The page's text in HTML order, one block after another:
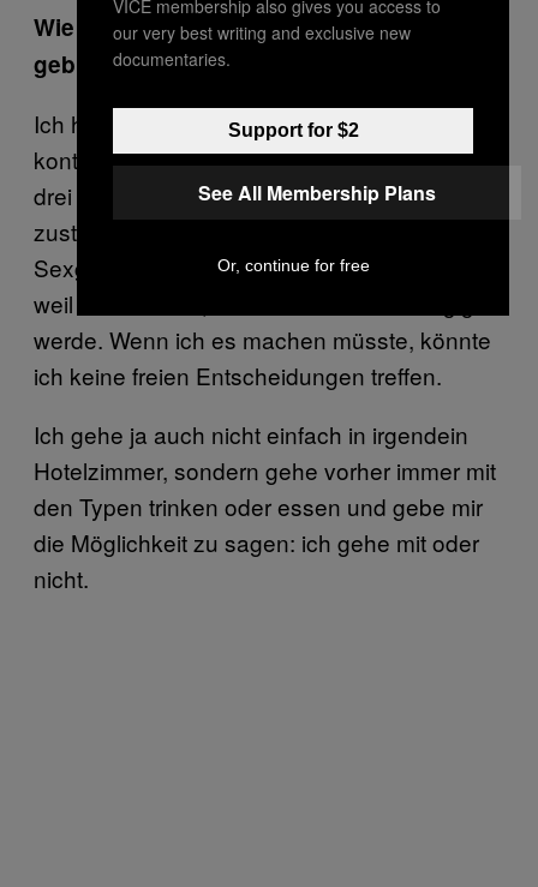
Wie oft hast du Aufträge, die per App
gebucht werden?
Ich habe momentan zwei Stammkunden, die
kontaktieren mich ohne App. Dazu zwei bis
drei Treffen im Monat, die über die App
zustande kommen. Ich würde die ganze
Sexgeschichte nie hauptberuflich machen,
weil ich nicht will, dass ich davon abhängig
werde. Wenn ich es machen müsste, könnte
ich keine freien Entscheidungen treffen.
Ich gehe ja auch nicht einfach in irgendein
Hotelzimmer, sondern gehe vorher immer mit
den Typen trinken oder essen und gebe mir
die Möglichkeit zu sagen: ich gehe mit oder
nicht.
VICE membership also gives you access to
our very best writing and exclusive new
documentaries.
Support for $2
See All Membership Plans
Or, continue for free